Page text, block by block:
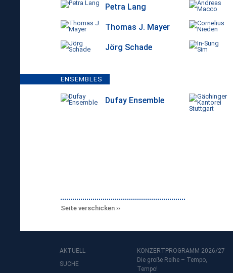
Petra Lang
Thomas J. Mayer
Jörg Schade
ENSEMBLES
Dufay Ensemble
Seite verschicken
AKTUELL
SUCHE
KONZERTPROGRAMM 2026/27
Die große Reihe – Tempo,
Tempo!